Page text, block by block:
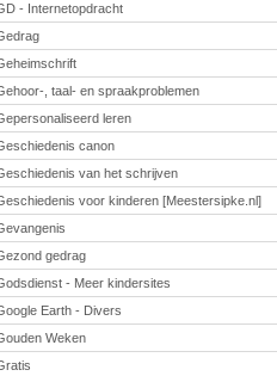
- Internetopdracht
, taal- en spraakproblemen
leren
canon
van het schrijven
voor kinderen [Meestersipke.nl]
gedrag
- Meer kindersites
Earth - Divers
Weken